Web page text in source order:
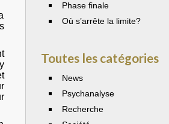
Phase finale
Où s’arrête la limite?
Toutes les catégories
News
Psychanalyse
Recherche